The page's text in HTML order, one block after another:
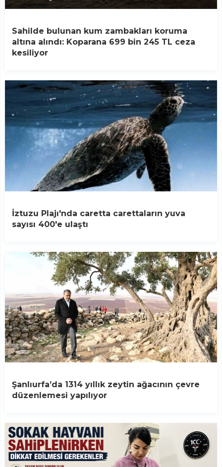
Sahilde bulunan kum zambakları koruma
altına alındı: Koparana 699 bin 245 TL ceza
kesiliyor
İztuzu Plajı'nda caretta carettaların yuva
sayısı 400'e ulaştı
Şanlıurfa’da 1314 yıllık zeytin ağacının çevre
düzenlemesi yapılıyor